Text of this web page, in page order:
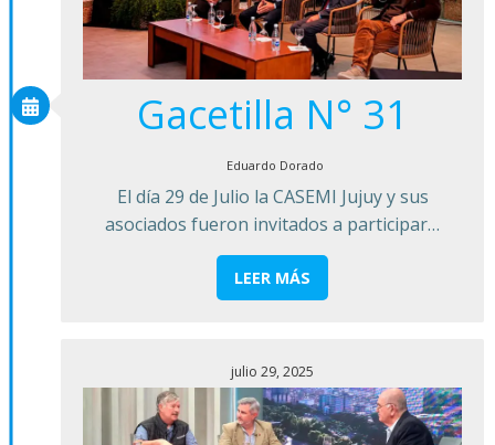
Gacetilla N° 31
Eduardo Dorado
El día 29 de Julio la CASEMI Jujuy y sus
asociados fueron invitados a participar…
LEER MÁS
julio 29, 2025